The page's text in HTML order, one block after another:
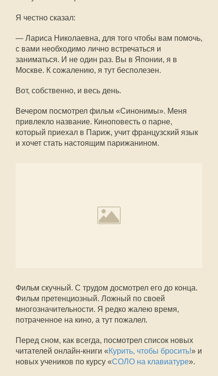
Я честно сказал:
— Лариса Николаевна, для того чтобы вам помочь,
с вами необходимо лично встречаться и
заниматься. И не один раз. Вы в Японии, я в
Москве. К сожалению, я тут бесполезен.
Вот, собственно, и весь день.
Вечером посмотрел фильм «Синонимы». Меня
привлекло название. Киноповесть о парне,
который приехал в Париж, учит французский язык
и хочет стать настоящим парижанином.
Фильм скучный. С трудом досмотрел его до конца.
Фильм претенциозный. Ложный по своей
многозначительности. Я редко жалею время,
потраченное на кино, а тут пожалел.
Перед сном, как всегда, посмотрел список новых
читателей онлайн-книги «Курить, чтобы бросить!» и
новых учеников по курсу «СОЛО на клавиатуре».